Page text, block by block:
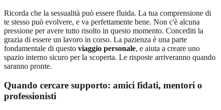
Ricorda che la sessualità può essere fluida. La tua comprensione di
te stesso può evolvere, e va perfettamente bene. Non c'è alcuna
pressione per avere tutto risolto in questo momento. Concediti la
grazia di essere un lavoro in corso. La pazienza è una parte
fondamentale di questo viaggio personale, e aiuta a creare uno
spazio interno sicuro per la scoperta. Le risposte arriveranno quando
saranno pronte.
Quando cercare supporto: amici fidati, mentori o
professionisti